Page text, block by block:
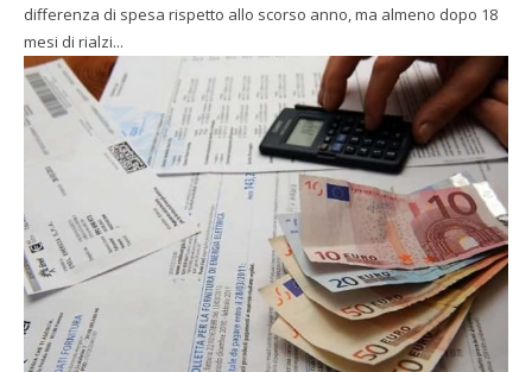
differenza di spesa rispetto allo scorso anno, ma almeno dopo 18
mesi di rialzi...